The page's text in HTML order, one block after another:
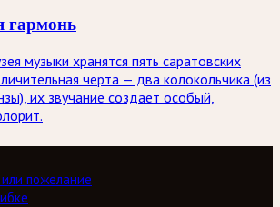
гармонь
музыки хранятся пять саратовских
черта — два колокольчика (из
их звучание создает особый,
пожелание